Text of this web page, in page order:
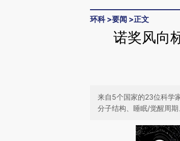
环科>要闻 >正文
诺奖风向
来自5个国家的23位科学
分子结构、睡眠/觉醒周